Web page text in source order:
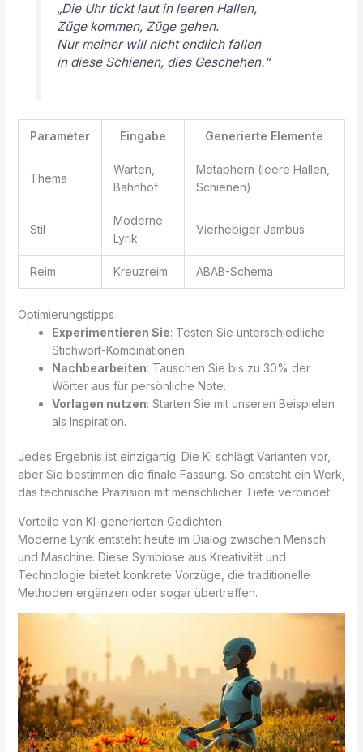
„Die Uhr tickt laut in leeren Hallen,
Züge kommen, Züge gehen.
Nur meiner will nicht endlich fallen
in diese Schienen, dies Geschehen.“
Parameter Eingabe Generierte Elemente
Thema
Warten,
Bahnhof
Metaphern (leere Hallen,
Schienen)
Stil
Moderne
Lyrik
Vierhebiger Jambus
Reim Kreuzreim ABAB-Schema
Optimierungstipps
Experimentieren Sie: Testen Sie unterschiedliche
Stichwort-Kombinationen.
Nachbearbeiten: Tauschen Sie bis zu 30% der
Wörter aus für persönliche Note.
Vorlagen nutzen: Starten Sie mit unseren Beispielen
als Inspiration.
Jedes Ergebnis ist einzigartig. Die KI schlägt Varianten vor,
aber Sie bestimmen die finale Fassung. So entsteht ein Werk,
das technische Präzision mit menschlicher Tiefe verbindet.
Vorteile von KI-generierten Gedichten
Moderne Lyrik entsteht heute im Dialog zwischen Mensch
und Maschine. Diese Symbiose aus Kreativität und
Technologie bietet konkrete Vorzüge, die traditionelle
Methoden ergänzen oder sogar übertreffen.